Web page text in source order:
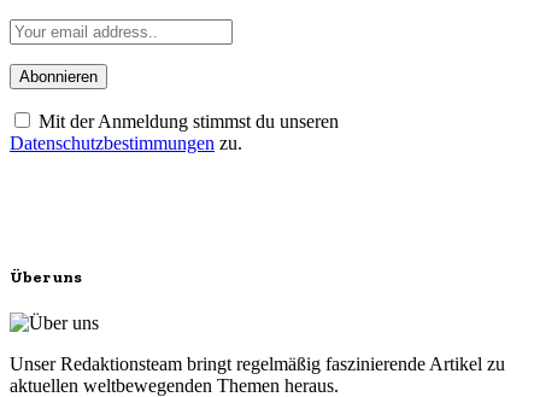
Mit der Anmeldung stimmst du unseren
Datenschutzbestimmungen zu.
Über uns
Unser Redaktionsteam bringt regelmäßig faszinierende Artikel zu
aktuellen weltbewegenden Themen heraus.